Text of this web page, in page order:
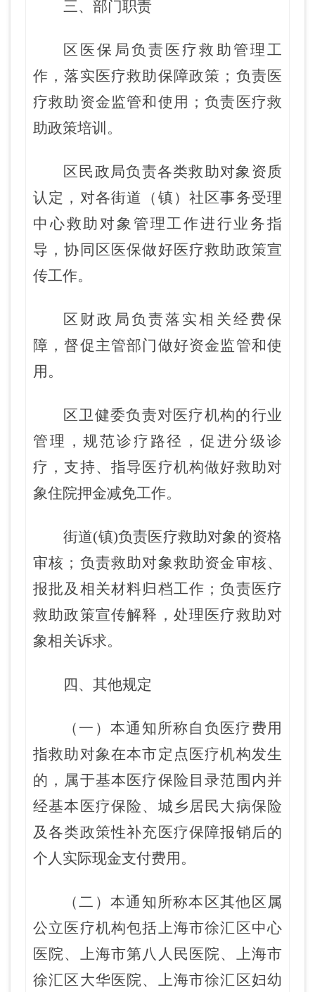
三、部门职责
区医保局负责医疗救助 管理工
作，落实医疗救助保障政策；负责医
疗救助资金监管和使用 ； 负责医疗救
助政策培训。
区民政局负责各类救助对象资质
认定，对各街道（ 镇）社区事务受理
中心救助对象管理工作进行业务指
导，协同区医保做好医疗救助政策宣
传工作。
区财政局负责落实相关经费保
障，督促主管部门做好资金监管和使
用。
区卫健委负责对医疗机构的行业
管理 ，规范诊疗路径 ， 促进分级诊
疗，支持、指导医疗机构做好救助对
象住院押金减免工作。
街道(镇)负责医疗救助对象的资格
审核 ；负责救助对象救助资金审核、
报批及相关材料归档工作；负责医疗
救助政策宣传解释 ，处理医疗救助对
象相关诉求。
四、其他规定
（一） 本通知 所称自负医疗费用
指救助对象在本市定点医疗机构发生
的，属于基本医疗保险目录范围内并
经基本医疗保险、城乡居民大病保险
及各类政策性补充医疗保障报销后的
个人实际现金支付费用。
（二）本通知所称本区其他区属
公立医疗机构包括上海市徐汇区中心
医院、上海市第八人民医院、上海市
徐汇区大华医院、上海市徐汇区妇幼